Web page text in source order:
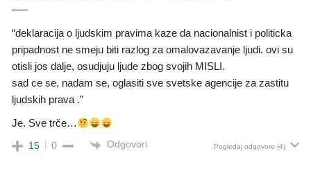
—–
“deklaracija o ljudskim pravima kaze da nacionalnist i politicka
pripadnost ne smeju biti razlog za omalovazavanje ljudi. ovi su
otisli jos dalje, osudjuju ljude zbog svojih MISLI.
sad ce se, nadam se, oglasiti sve svetske agencije za zastitu
ljudskih prava .”
Je. Sve trče…
15 0 Odgovori Pogledaj odgovore (4)